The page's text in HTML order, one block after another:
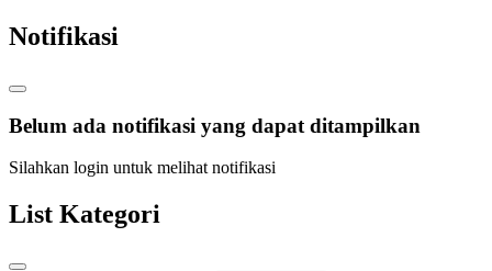
Notifikasi
Belum ada notifikasi yang dapat ditampilkan
Silahkan login untuk melihat notifikasi
List Kategori